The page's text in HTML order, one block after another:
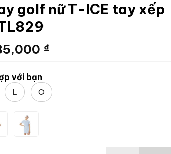
golf nữ T-ICE tay xếp
₫.
₫Giá
là:
2,385,000 ₫.
với bạn
L O